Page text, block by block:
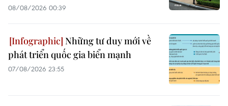
08/08/2026 00:39
Những tư duy mới về
phát triển quốc gia biển mạnh
07/08/2026 23:55